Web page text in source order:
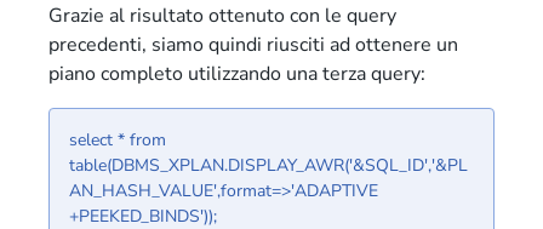
Grazie al risultato ottenuto con le query
precedenti, siamo quindi riusciti ad ottenere un
piano completo utilizzando una terza query:
select * from
table(DBMS_XPLAN.DISPLAY_AWR('&SQL_ID','&PL
AN_HASH_VALUE',format=>'ADAPTIVE
+PEEKED_BINDS'));